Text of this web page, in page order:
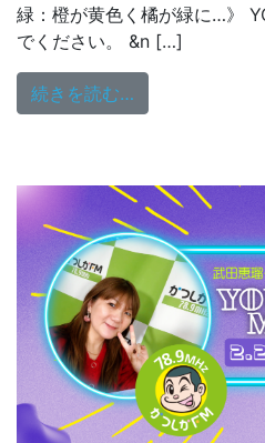
緑：橙が黄色く橘が緑に…》
でください。 &n […]
続きを読む…